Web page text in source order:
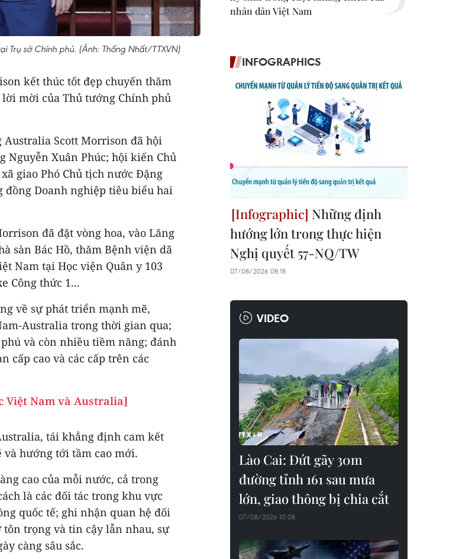
Trụ sở Chính phủ. (Ảnh: Thống Nhất/TTXVN)
kết thúc tốt đẹp chuyến thăm
mời của Thủ tướng Chính phủ
Scott Morrison đã hội
Nguyễn Xuân Phúc; hội kiến Chủ
giao Phó Chủ tịch nước Đặng
đồng Doanh nghiệp tiêu biểu hai
đã đặt vòng hoa, vào Lăng
sàn Bác Hồ, thăm Bệnh viện dã
Nam tại Học viện Quân y 103
Công thức 1...
về sự phát triển mạnh mẽ,
Australia trong thời gian qua;
và còn nhiều tiềm năng; đánh
cấp cao và các cấp trên các
Việt Nam và Australia]
tái khẳng định cam kết
hướng tới tầm cao mới.
cao của mỗi nước, cả trong
là các đối tác trong khu vực
quốc tế; ghi nhận quan hệ đối
trọng và tin cậy lẫn nhau, sự
càng sâu sắc.
nhân dân Việt Nam
INFOGRAPHICS
Những định
hướng lớn trong thực hiện
Nghị quyết 57-NQ/TW
07/08/2026 08:18
VIDEO
Lào Cai: Đứt gãy 30m
đường tỉnh 161 sau mưa
lớn, giao thông bị chia cắt
07/08/2026 10:08